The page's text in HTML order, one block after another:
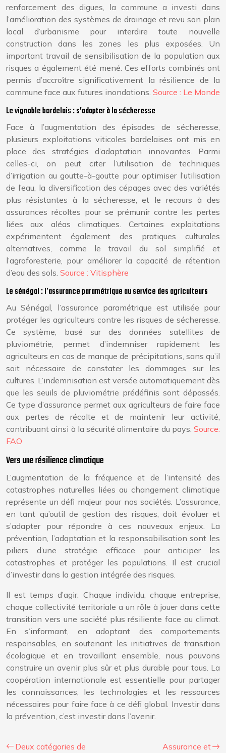
renforcement des digues, la commune a investi dans
l’amélioration des systèmes de drainage et revu son plan
local d’urbanisme pour interdire toute nouvelle
construction dans les zones les plus exposées. Un
important travail de sensibilisation de la population aux
risques a également été mené. Ces efforts combinés ont
permis d’accroître significativement la résilience de la
commune face aux futures inondations. Source : Le Monde
Le vignoble bordelais : s’adapter à la sécheresse
Face à l’augmentation des épisodes de sécheresse,
plusieurs exploitations viticoles bordelaises ont mis en
place des stratégies d’adaptation innovantes. Parmi
celles-ci, on peut citer l’utilisation de techniques
d’irrigation au goutte-à-goutte pour optimiser l’utilisation
de l’eau, la diversification des cépages avec des variétés
plus résistantes à la sécheresse, et le recours à des
assurances récoltes pour se prémunir contre les pertes
liées aux aléas climatiques. Certaines exploitations
expérimentent également des pratiques culturales
alternatives, comme le travail du sol simplifié et
l’agroforesterie, pour améliorer la capacité de rétention
d’eau des sols. Source : Vitisphère
Le sénégal : l’assurance paramétrique au service des agriculteurs
Au Sénégal, l’assurance paramétrique est utilisée pour
protéger les agriculteurs contre les risques de sécheresse.
Ce système, basé sur des données satellites de
pluviométrie, permet d’indemniser rapidement les
agriculteurs en cas de manque de précipitations, sans qu’il
soit nécessaire de constater les dommages sur les
cultures. L’indemnisation est versée automatiquement dès
que les seuils de pluviométrie prédéfinis sont dépassés.
Ce type d’assurance permet aux agriculteurs de faire face
aux pertes de récolte et de maintenir leur activité,
contribuant ainsi à la sécurité alimentaire du pays. Source:
FAO
Vers une résilience climatique
L’augmentation de la fréquence et de l’intensité des
catastrophes naturelles liées au changement climatique
représente un défi majeur pour nos sociétés. L’assurance,
en tant qu’outil de gestion des risques, doit évoluer et
s’adapter pour répondre à ces nouveaux enjeux. La
prévention, l’adaptation et la responsabilisation sont les
piliers d’une stratégie efficace pour anticiper les
catastrophes et protéger les populations. Il est crucial
d’investir dans la gestion intégrée des risques.
Il est temps d’agir. Chaque individu, chaque entreprise,
chaque collectivité territoriale a un rôle à jouer dans cette
transition vers une société plus résiliente face au climat.
En s’informant, en adoptant des comportements
responsables, en soutenant les initiatives de transition
écologique et en travaillant ensemble, nous pouvons
construire un avenir plus sûr et plus durable pour tous. La
coopération internationale est essentielle pour partager
les connaissances, les technologies et les ressources
nécessaires pour faire face à ce défi global. Investir dans
la prévention, c’est investir dans l’avenir.
Deux catégories de
Assurance et